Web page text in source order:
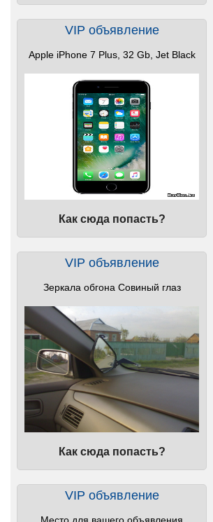
VIP объявление
Apple iPhone 7 Plus, 32 Gb, Jet Black
Как сюда попасть?
VIP объявление
Зеркала обгона Совиный глаз
Как сюда попасть?
VIP объявление